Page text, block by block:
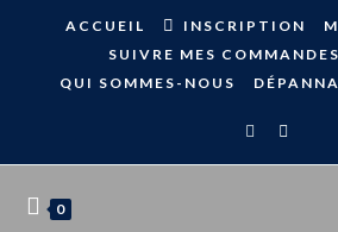
ACCUEIL INSCRIPTION
SUIVRE MES COMMANDES
QUI SOMMES-NOUS
0